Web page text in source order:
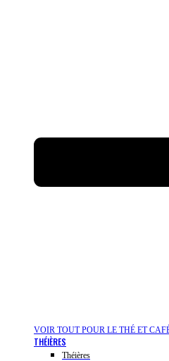
VOIR TOUT POUR LE THÉ ET
THÉIÈRES
Théières